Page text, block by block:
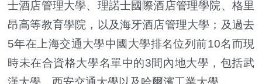
士酒店管理大學、理諾士國際酒店管理學院、格里
昂高等教育學院，以及海牙酒店管理大學；及過去
5年在上海交通大學中國大學排名位列前10名而現
時未在合資格大學名單中的3間內地大學，包括武